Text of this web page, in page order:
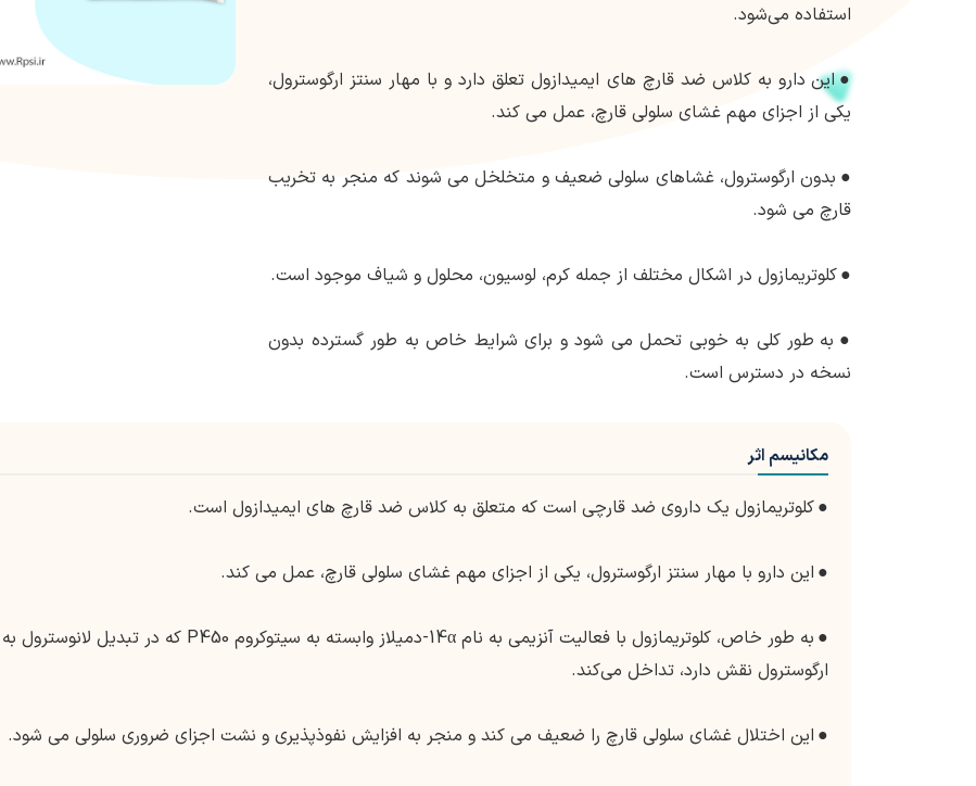
استفاده می‌شود.
●این دارو به کلاس ضد قارچ های ایمیدازول تعلق دارد و با مهار سنتز ارگوسترول،
یکی از اجزای مهم غشای سلولی قارچ، عمل می کند.
● بدون ارگوسترول، غشاهای سلولی ضعیف و متخلخل می شوند که منجر به تخریب
قارچ می شود.
●کلوتریمازول در اشکال مختلف از جمله کرم، لوسیون، محلول و شیاف موجود است.
● به طور کلی به خوبی تحمل می شود و برای شرایط خاص به طور گسترده بدون
نسخه در دسترس است.
مکانیسم اثر
●کلوتریمازول یک داروی ضد قارچی است که متعلق به کلاس ضد قارچ های ایمیدازول است.
● این دارو با مهار سنتز ارگوسترول، یکی از اجزای مهم غشای سلولی قارچ، عمل می کند.
●
به طور خاص، کلوتریمازول با فعالیت آنزیمی به نام 14α-دمیلاز وابسته به سیتوکروم P450 که در تبدیل لانوسترول به
ارگوسترول نقش دارد، تداخل می‌کند.
● این اختلال غشای سلولی قارچ را ضعیف می کند و منجر به افزایش نفوذپذیری و نشت اجزای ضروری سلولی می شود.